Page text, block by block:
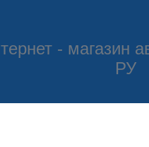
- магазин
РУ